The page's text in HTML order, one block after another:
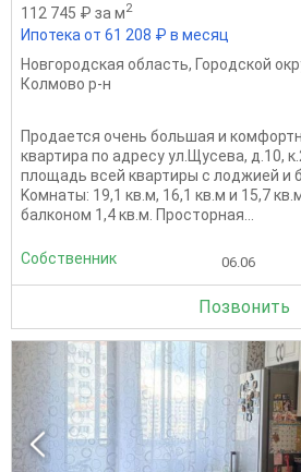
112 745 ₽ за м2
Ипотека от 61 208 ₽ в месяц
Новгородская область, Городской
Колмово р-н
Продается очень большая и
квартира по адресу ул.Щусева, д.10,
площадь всей квартиры с лоджией и
Kомнаты: 19,1 кв.м, 16,1 кв.м и 15,7
балконом 1,4 кв.м. Просторная...
Собственник 06.06
Позвонить